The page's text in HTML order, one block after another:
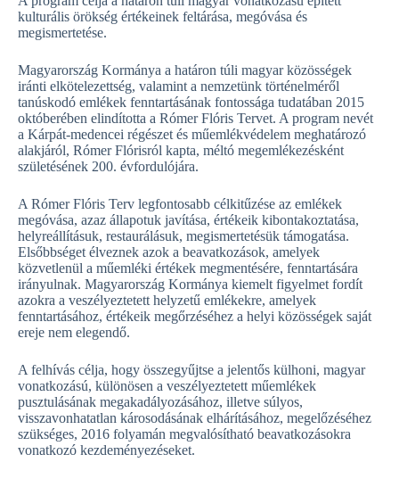
kulturális örökség értékeinek feltárása, megóvása és
megismertetése.
Magyarország Kormánya a határon túli magyar közösségek
iránti elkötelezettség, valamint a nemzetünk történelméről
tanúskodó emlékek fenntartásának fontossága tudatában 2015
októberében elindította a Rómer Flóris Tervet. A program nevét
a Kárpát-medencei régészet és műemlékvédelem meghatározó
alakjáról, Rómer Flórisról kapta, méltó megemlékezésként
születésének 200. évfordulójára.
A Rómer Flóris Terv legfontosabb célkitűzése az emlékek
megóvása, azaz állapotuk javítása, értékeik kibontakoztatása,
helyreállításuk, restaurálásuk, megismertetésük támogatása.
Elsőbbséget élveznek azok a beavatkozások, amelyek
közvetlenül a műemléki értékek megmentésére, fenntartására
irányulnak. Magyarország Kormánya kiemelt figyelmet fordít
azokra a veszélyeztetett helyzetű emlékekre, amelyek
fenntartásához, értékeik megőrzéséhez a helyi közösségek saját
ereje nem elegendő.
A felhívás célja, hogy összegyűjtse a jelentős külhoni, magyar
vonatkozású, különösen a veszélyeztetett műemlékek
pusztulásának megakadályozásához, illetve súlyos,
visszavonhatatlan károsodásának elhárításához, megelőzéséhez
szükséges, 2016 folyamán megvalósítható beavatkozásokra
vonatkozó kezdeményezéseket.